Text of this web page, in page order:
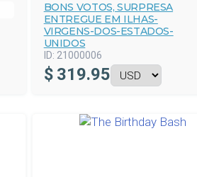
BONS VOTOS, SURPRESA
ENTREGUE EM ILHAS-
VIRGENS-DOS-ESTADOS-
UNIDOS
ID: 21000006
$ 319.95